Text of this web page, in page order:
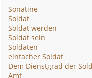
Sonatine
Soldat
Soldat werden
Soldat sein
Soldaten
einfacher Soldat
Dem Dienstgrad der
Amt